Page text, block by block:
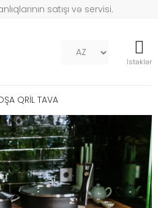
satışı və servisi.
İstəklər
QRİL TAVA